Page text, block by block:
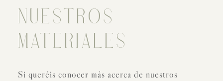
NUESTROS
MATERIALES
Si queréis conocer más acerca de nuestros